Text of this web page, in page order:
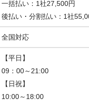
一括払い：1社27,500円
後払い・分割払い：1社
全国対応
【平日】
09：00～21:00
【日祝】
10:00～18:00